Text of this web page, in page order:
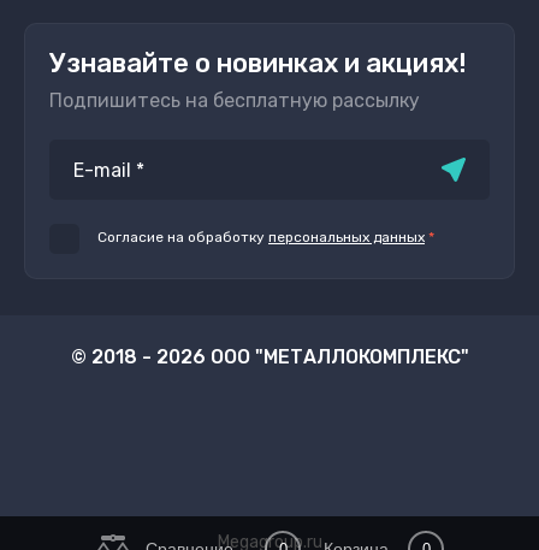
Узнавайте о новинках и акциях!
Подпишитесь на бесплатную рассылку
Согласие на обработку персональных данных *
© 2018 - 2026 ООО "МЕТАЛЛОКОМПЛЕКС"
Megagroup.ru